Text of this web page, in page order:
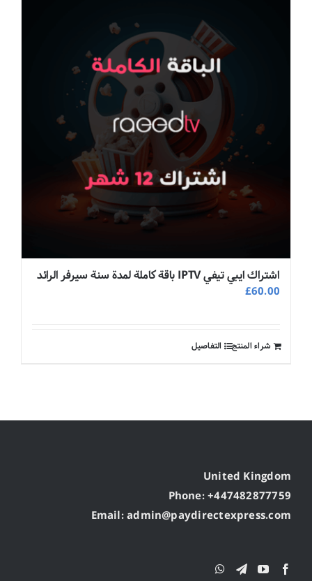
اشتراك ايبي تيفي IPTV باقة كاملة لمدة سنة سيرفر الرائد
£60.00
شراء المنتج التفاصيل
United Kingdom
Phone: +447482877759
Email: admin@paydirectexpress.com